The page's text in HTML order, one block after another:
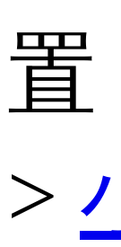
置
>